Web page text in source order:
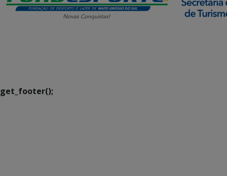
get_footer();